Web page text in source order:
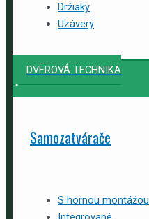
Držiaky
Uzávery
DVEROVÁ TECHNIKA
Samozatvárače
S hornou montážou